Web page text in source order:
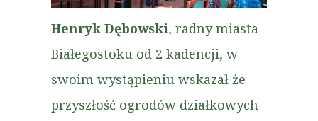
Henryk Dębowski, radny miasta
Białegostoku od 2 kadencji, w
swoim wystąpieniu wskazał że
przyszłość ogrodów działkowych